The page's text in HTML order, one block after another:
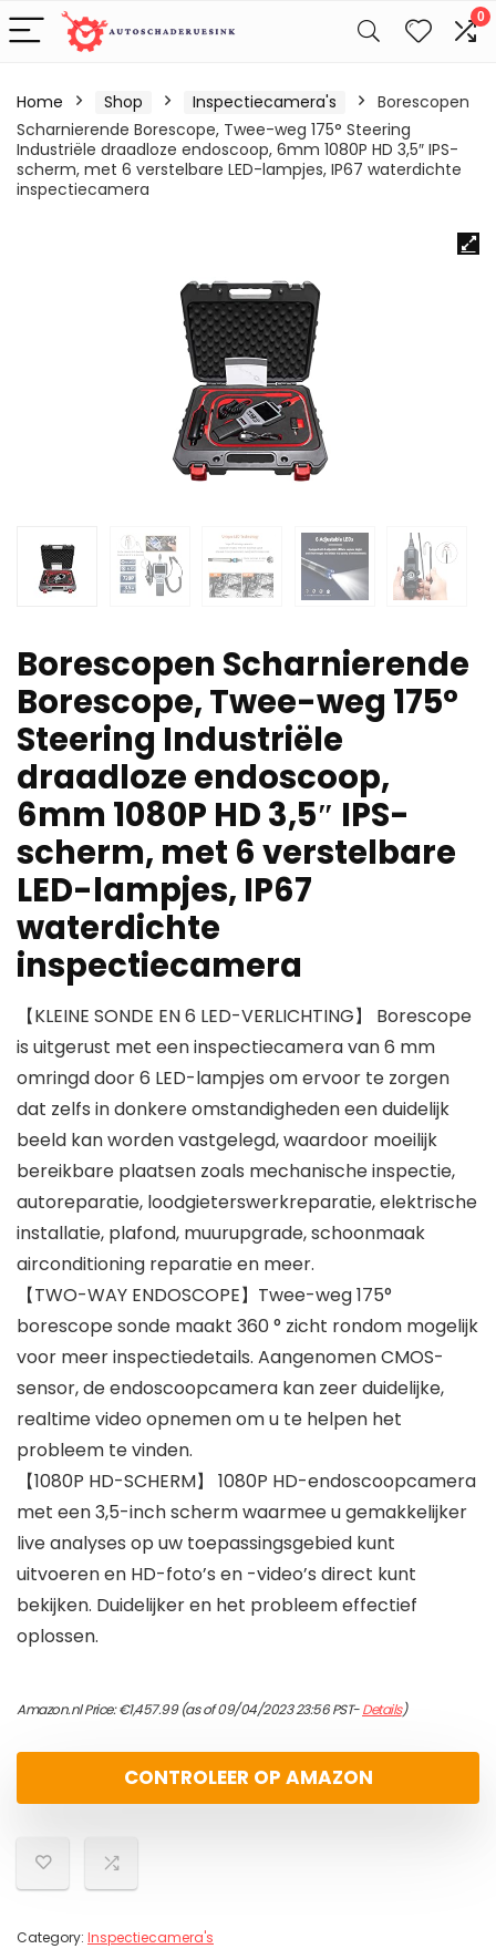
0
Home Shop Inspectiecamera's
Borescopen
Scharnierende Borescope, Twee-weg 175° Steering
Industriële draadloze endoscoop, 6mm 1080P HD 3,5″ IPS-
scherm, met 6 verstelbare LED-lampjes, IP67 waterdichte
inspectiecamera
Borescopen Scharnierende
Borescope, Twee-weg 175°
Steering Industriële
draadloze endoscoop,
6mm 1080P HD 3,5″ IPS-
scherm, met 6 verstelbare
LED-lampjes, IP67
waterdichte
inspectiecamera
【KLEINE SONDE EN 6 LED-VERLICHTING】 Borescope
is uitgerust met een inspectiecamera van 6 mm
omringd door 6 LED-lampjes om ervoor te zorgen
dat zelfs in donkere omstandigheden een duidelijk
beeld kan worden vastgelegd, waardoor moeilijk
bereikbare plaatsen zoals mechanische inspectie,
autoreparatie, loodgieterswerkreparatie, elektrische
installatie, plafond, muurupgrade, schoonmaak
airconditioning reparatie en meer.
【TWO-WAY ENDOSCOPE】Twee-weg 175°
borescope sonde maakt 360 ° zicht rondom mogelijk
voor meer inspectiedetails. Aangenomen CMOS-
sensor, de endoscoopcamera kan zeer duidelijke,
realtime video opnemen om u te helpen het
probleem te vinden.
【1080P HD-SCHERM】 1080P HD-endoscoopcamera
met een 3,5-inch scherm waarmee u gemakkelijker
live analyses op uw toepassingsgebied kunt
uitvoeren en HD-foto’s en -video’s direct kunt
bekijken. Duidelijker en het probleem effectief
oplossen.
Amazon.nl Price:€1,457.99(as of 09/04/2023 23:56 PST-Details)
CONTROLEER OP AMAZON
Category: Inspectiecamera's